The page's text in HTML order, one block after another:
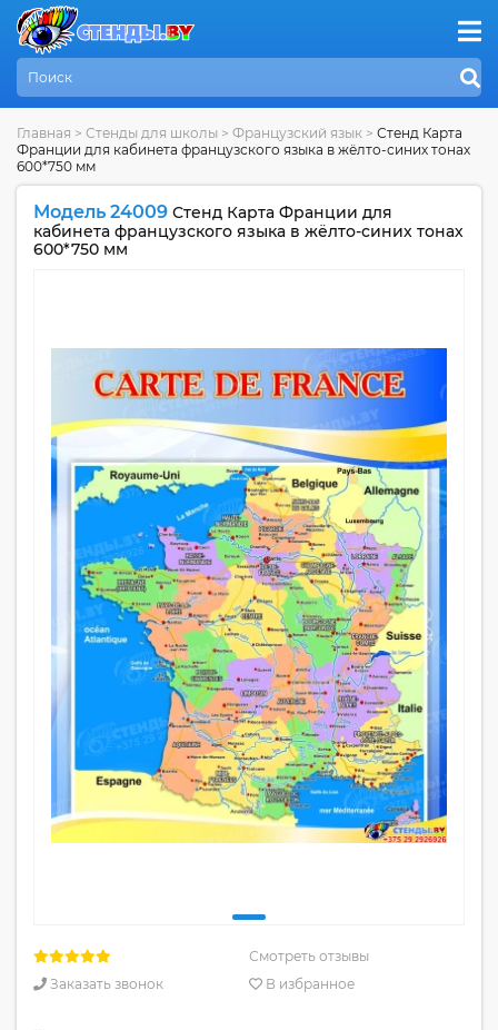
Главная > Стенды для школы > Французский язык > Стенд Карта
Франции для кабинета французского языка в жёлто-синих тонах
600*750 мм
Модель 24009 Стенд Карта Франции для
кабинета французского языка в жёлто-синих тонах
600*750 мм
Смотреть отзывы
Заказать звонок
В избранное